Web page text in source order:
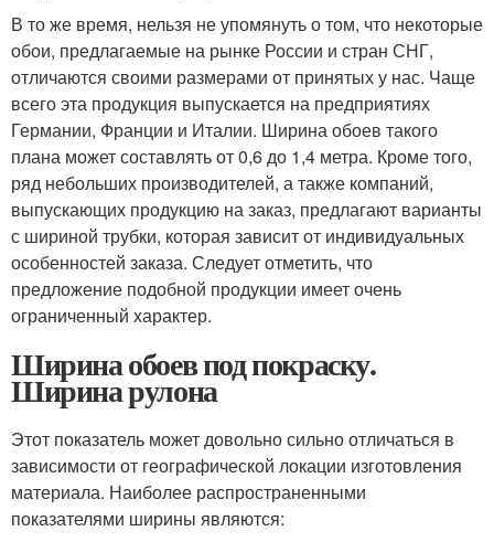
В то же время, нельзя не упомянуть о том, что некоторые
обои, предлагаемые на рынке России и стран СНГ,
отличаются своими размерами от принятых у нас. Чаще
всего эта продукция выпускается на предприятиях
Германии, Франции и Италии. Ширина обоев такого
плана может составлять от 0,6 до 1,4 метра. Кроме того,
ряд небольших производителей, а также компаний,
выпускающих продукцию на заказ, предлагают варианты
с шириной трубки, которая зависит от индивидуальных
особенностей заказа. Следует отметить, что
предложение подобной продукции имеет очень
ограниченный характер.
Ширина обоев под покраску.
Ширина рулона
Этот показатель может довольно сильно отличаться в
зависимости от географической локации изготовления
материала. Наиболее распространенными
показателями ширины являются: